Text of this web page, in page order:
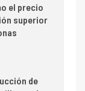
el precio
superior
de